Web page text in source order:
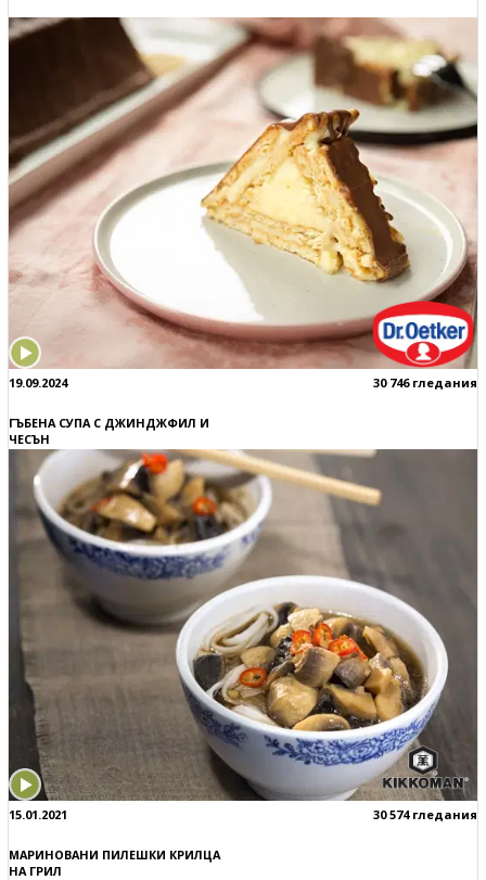
19.09.2024 30 746 гледания
ГЪБЕНА СУПА С ДЖИНДЖФИЛ И
ЧЕСЪН
15.01.2021 30 574 гледания
МАРИНОВАНИ ПИЛЕШКИ КРИЛЦА
НА ГРИЛ